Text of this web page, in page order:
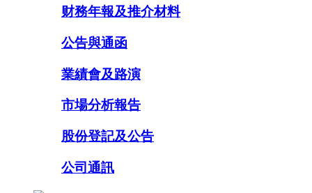
财務年報及推介材料
公告與通函
業績會及路演
市場分析報告
股份登記及公告
公司通訊